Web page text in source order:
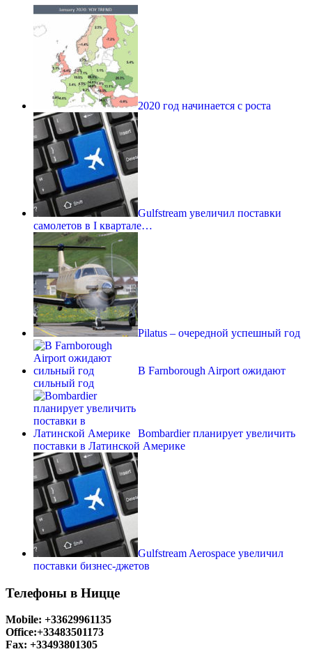
2020 год начинается с роста
Gulfstream увеличил поставки
самолетов в I квартале…
Pilatus – очередной успешный год
В Farnborough Airport ожидают
сильный год
Bombardier планирует увеличить
поставки в Латинской Америке
Gulfstream Aerospace увеличил
поставки бизнес-джетов
Телефоны в Ницце
Mobile: +33629961135
Office:+33483501173
Fax: +33493801305